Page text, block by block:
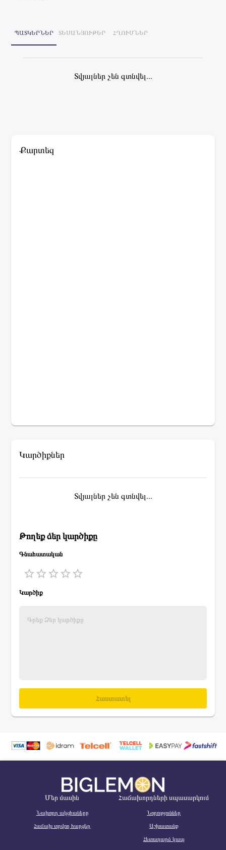
ՊԱՏԿԵՐՆԵՐ ՏԵՍԱՆՅՈՒԹԵՐ ՀՂՈՒՄՆԵՐ
Տվյալներ չեն գտնվել...
Քարտեզ
Կարծիքներ
Տվյալներ չեն գտնվել...
Թողեք ձեր կարծիքը
Գնահատական
Կարծիք
Հաստատել
Մեր մասին
Նախորդ ակցիաները
Հաճախ տրվող հարցեր
Հաճախորդների սպասարկում
Նորություններ
Աշխատանք
Հետադարձ կապ